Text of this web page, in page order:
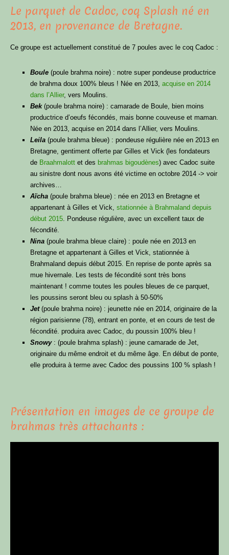
Le parquet de Cadoc, coq Splash né en
2013, en provenance de Bretagne.
Ce groupe est actuellement constitué de 7 poules avec le coq Cadoc :
Boule (poule brahma noire) : notre super pondeuse productrice
de brahma doux 100% bleus ! Née en 2013, acquise en 2014
dans l’Allier, vers Moulins.
Bek(poule brahma noire) : camarade de Boule, bien moins
productrice d’oeufs fécondés, mais bonne couveuse et maman.
Née en 2013, acquise en 2014 dans l’Allier, vers Moulins.
Leila (poule brahma bleue) : pondeuse régulière née en 2013 en
Bretagne, gentiment offerte par Gilles et Vick (les fondateurs
de Braahmalott et des brahmas bigoudènes) avec Cadoc suite
au sinistre dont nous avons été victime en octobre 2014 -> voir
archives…
Aïcha (poule brahma bleue) : née en 2013 en Bretagne et
appartenant à Gilles et Vick, stationnée à Brahmaland depuis
début 2015 . Pondeuse régulière, avec un excellent taux de
fécondité.
Nina (poule brahma bleue claire) : poule née en 2013 en
Bretagne et appartenant à Gilles et Vick, stationnée à
Brahmaland depuis début 2015. En reprise de ponte après sa
mue hivernale. Les tests de fécondité sont très bons
maintenant ! comme toutes les poules bleues de ce parquet,
les poussins seront bleu ou splash à 50-50%
Jet(poule brahma noire) : jeunette née en 2014, originaire de la
région parisienne (78), entrant en ponte, et en cours de test de
fécondité. produira avec Cadoc, du poussin 100% bleu !
Snowy: (poule brahma splash) : jeune camarade de Jet,
originaire du même endroit et du même âge. En début de ponte,
elle produira à terme avec Cadoc des poussins 100 % splash !
Présentation en images de ce groupe de
brahmas très attachants :